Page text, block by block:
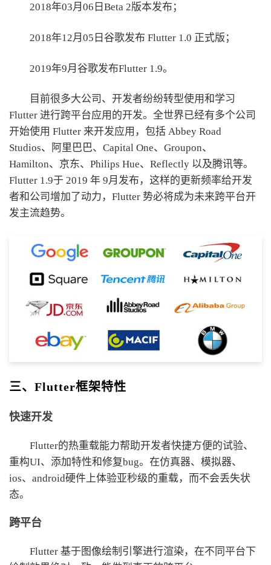
2018年03月06日Beta 2版本发布；
2018年12月05日谷歌发布 Flutter 1.0 正式版；
2019年9月谷歌发布Flutter 1.9。
目前很多大公司、开发者纷纷转型使用和学习
Flutter 进行跨平台应用的开发。全世界已经有多个公司
开始使用 Flutter 来开发应用，包括 Abbey Road
Studios、阿里巴巴、Capital One、Groupon、
Hamilton、京东、Philips Hue、Reflectly 以及腾讯等。
Flutter 1.9于 2019 年 9月发布，这样的更新频率给开发
者和公司增加了动力，Flutter 势必将成为未来跨平台开
发主流趋势。
三、Flutter框架特性
快速开发
Flutter的热重载能力帮助开发者快捷方便的试验、
重构UI、添加特性和修复bug。在仿真器、模拟器、
ios、android硬件上体验亚秒级的重载，而不会丢失状
态。
跨平台
Flutter 基于图像绘制引擎进行渲染，在不同平台下